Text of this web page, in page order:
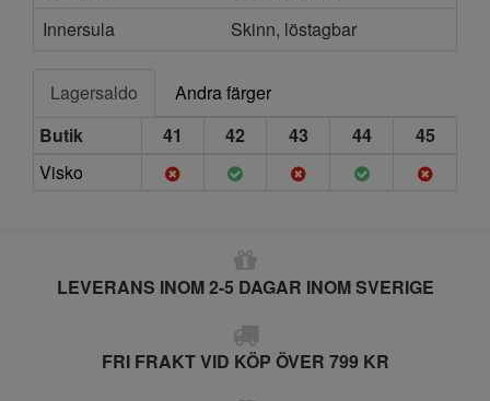
Innersula
Skinn, löstagbar
Lagersaldo
Andra färger
Butik
41 42 43 44
45
Visko
LEVERANS INOM 2-5 DAGAR INOM SVERIGE
FRI FRAKT VID KÖP ÖVER 799 KR